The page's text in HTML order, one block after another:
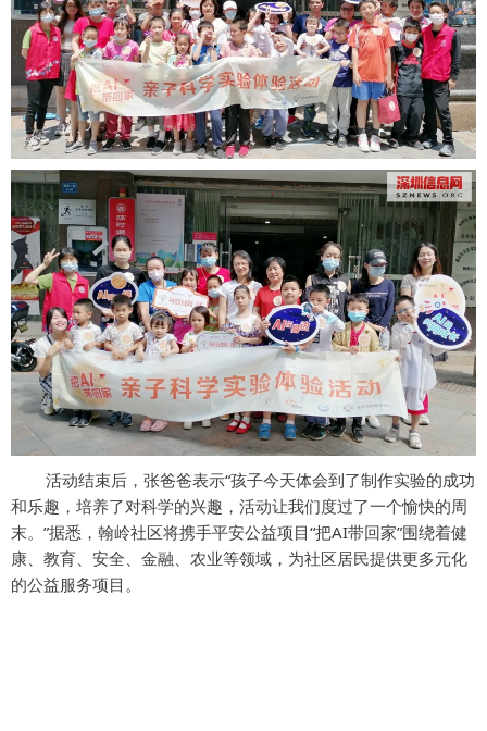
活动结束后，张爸爸表示“孩子今天体会到了制作实验的成功
和乐趣，培养了对科学的兴趣，活动让我们度过了一个愉快的周
末。”据悉，翰岭社区将携手平安公益项目“把AI带回家”围绕着健
康、教育、安全、金融、农业等领域，为社区居民提供更多元化
的公益服务项目。